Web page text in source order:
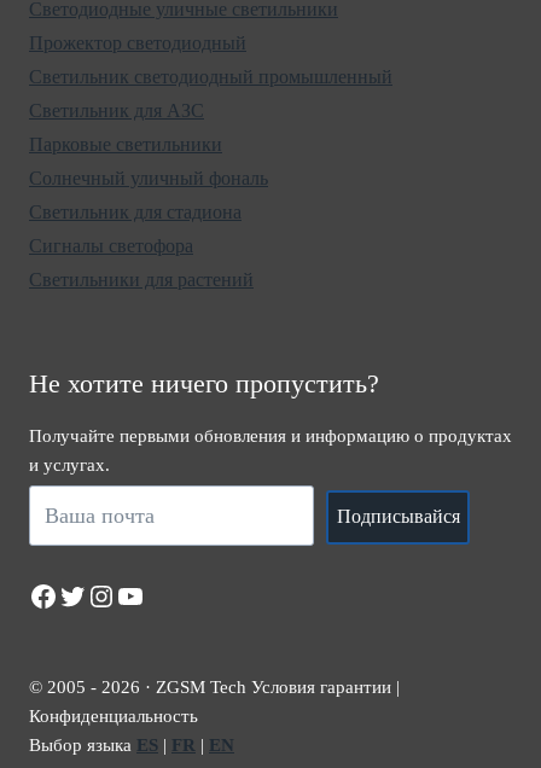
Светодиодные уличные светильники
Прожектор светодиодный
Светильник светодиодный промышленный
Светильник для АЗС
Парковые светильники
Солнечный уличный фональ
Светильник для стадиона
Сигналы светофора
Светильники для растений
Не хотите ничего пропустить?
Получайте первыми обновления и информацию о продуктах
и услугах.
Подписывайся
Facebook
Twitter
Instagram
YouTube
© 2005 - 2026 · ZGSM Tech Условия гарантии |
Конфиденциальность
Выбор языка ES | FR | EN